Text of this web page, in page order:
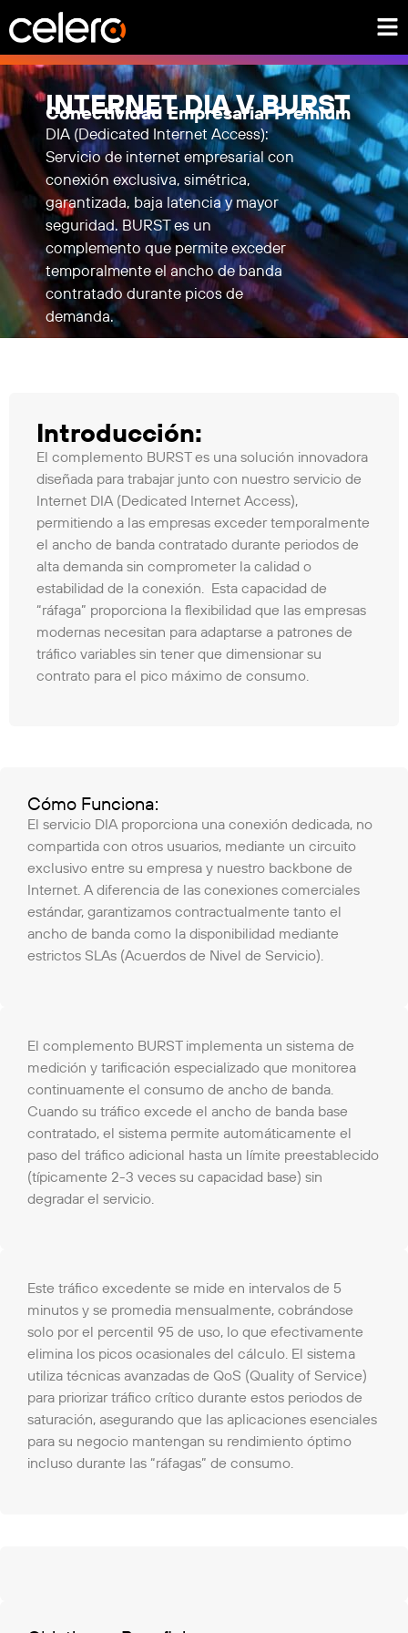
INTERNET DIA V BURST
Conectividad Empresarial Premium
DIA (Dedicated Internet Access):
Servicio de internet empresarial con
conexión exclusiva, simétrica,
garantizada, baja latencia y mayor
seguridad. BURST es un
complemento que permite exceder
temporalmente el ancho de banda
contratado durante picos de
demanda.
Introducción:
El complemento BURST es una solución innovadora
diseñada para trabajar junto con nuestro servicio de
Internet DIA (Dedicated Internet Access),
permitiendo a las empresas exceder temporalmente
el ancho de banda contratado durante periodos de
alta demanda sin comprometer la calidad o
estabilidad de la conexión. Esta capacidad de
“ráfaga” proporciona la flexibilidad que las empresas
modernas necesitan para adaptarse a patrones de
tráfico variables sin tener que dimensionar su
contrato para el pico máximo de consumo.
Cómo Funciona:
El servicio DIA proporciona una conexión dedicada, no
compartida con otros usuarios, mediante un circuito
exclusivo entre su empresa y nuestro backbone de
Internet. A diferencia de las conexiones comerciales
estándar, garantizamos contractualmente tanto el
ancho de banda como la disponibilidad mediante
estrictos SLAs (Acuerdos de Nivel de Servicio).
El complemento BURST implementa un sistema de
medición y tarificación especializado que monitorea
continuamente el consumo de ancho de banda.
Cuando su tráfico excede el ancho de banda base
contratado, el sistema permite automáticamente el
paso del tráfico adicional hasta un límite preestablecido
(típicamente 2-3 veces su capacidad base) sin
degradar el servicio.
Este tráfico excedente se mide en intervalos de 5
minutos y se promedia mensualmente, cobrándose
solo por el percentil 95 de uso, lo que efectivamente
elimina los picos ocasionales del cálculo. El sistema
utiliza técnicas avanzadas de QoS (Quality of Service)
para priorizar tráfico crítico durante estos periodos de
saturación, asegurando que las aplicaciones esenciales
para su negocio mantengan su rendimiento óptimo
incluso durante las “ráfagas” de consumo.